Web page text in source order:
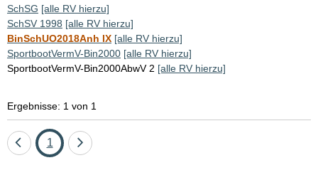
S
e
i
t
SchSG [alle RV hierzu]
SchSV 1998 [alle RV hierzu]
BinSchUO2018Anh IX [alle RV hierzu]
SportbootVermV-Bin2000 [alle RV hierzu]
SportbootVermV-Bin2000AbwV 2 [alle RV hierzu]
Ergebnisse: 1 von 1
EineSeite
1
Eine